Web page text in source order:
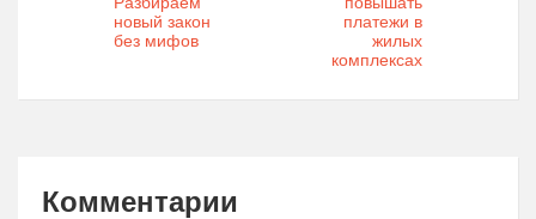
новый закон
без мифов
платежи в
жилых
комплексах
Комментарии